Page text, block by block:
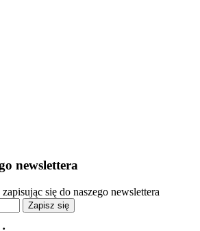
newslettera
się do naszego newslettera
Zapisz się